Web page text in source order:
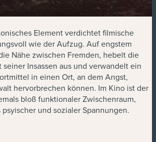
Element verdichtet filmische
wie der Aufzug. Auf engstem
Nähe zwischen Fremden, hebelt die
Insassen aus und verwandelt ein
in einen Ort, an dem Angst,
hervorbrechen können. Im Kino ist der
bloß funktionaler Zwischenraum,
und sozialer Spannungen.